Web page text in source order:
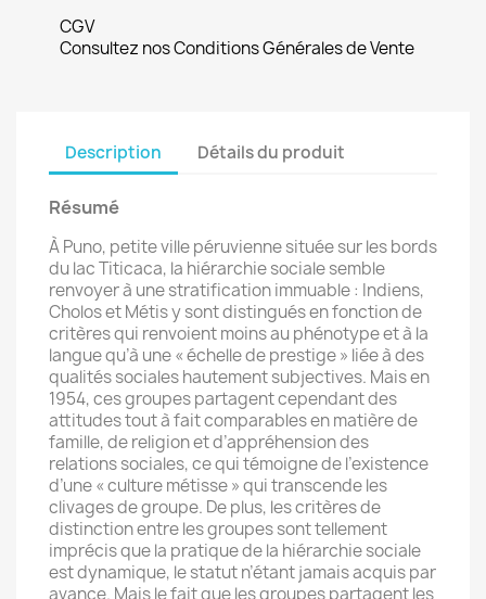
CGV
Consultez nos Conditions Générales de Vente
Description Détails du produit
Résumé
À Puno, petite ville péruvienne située sur les bords
du lac Titicaca, la hiérarchie sociale semble
renvoyer à une stratification immuable : Indiens,
Cholos et Métis y sont distingués en fonction de
critères qui renvoient moins au phénotype et à la
langue qu’à une « échelle de prestige » liée à des
qualités sociales hautement subjectives. Mais en
1954, ces groupes partagent cependant des
attitudes tout à fait comparables en matière de
famille, de religion et d’appréhension des
relations sociales, ce qui témoigne de l’existence
d’une « culture métisse » qui transcende les
clivages de groupe. De plus, les critères de
distinction entre les groupes sont tellement
imprécis que la pratique de la hiérarchie sociale
est dynamique, le statut n’étant jamais acquis par
avance. Mais le fait que les groupes partagent les